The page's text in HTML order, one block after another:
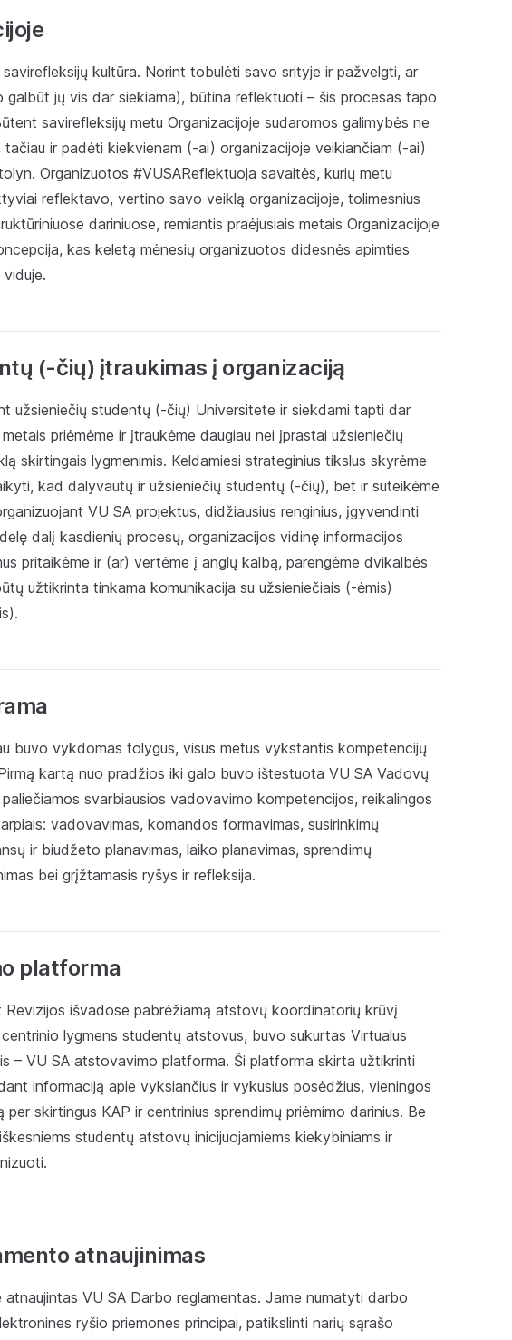
kultūra. Norint tobulėti savo srityje ir pažvelgti, ar
galbūt jų vis dar siekiama), būtina reflektuoti – šis procesas tapo
savirefleksijų metu Organizacijoje sudaromos galimybės ne
ir padėti kiekvienam (-ai) organizacijoje veikiančiam (-ai)
Organizuotos #VUSAReflektuoja savaitės, kurių metu
reflektavo, vertino savo veiklą organizacijoje, tolimesnius
dariniuose, remiantis praėjusiais metais Organizacijoje
kas keletą mėnesių organizuotos didesnės apimties
(-čių) įtraukimas į organizaciją
užsieniečių studentų (-čių) Universitete ir siekdami tapti dar
priėmėme ir įtraukėme daugiau nei įprastai užsieniečių
skirtingais lygmenimis. Keldamiesi strateginius tikslus skyrėme
kad dalyvautų ir užsieniečių studentų (-čių), bet ir suteikėme
VU SA projektus, didžiausius renginius, įgyvendinti
dalį kasdienių procesų, organizacijos vidinę informacijos
pritaikėme ir (ar) vertėme į anglų kalbą, parengėme dvikalbės
užtikrinta tinkama komunikacija su užsieniečiais (-ėmis)
buvo vykdomas tolygus, visus metus vykstantis kompetencijų
kartą nuo pradžios iki galo buvo ištestuota VU SA Vadovų
svarbiausios vadovavimo kompetencijos, reikalingos
vadovavimas, komandos formavimas, susirinkimų
ir biudžeto planavimas, laiko planavimas, sprendimų
bei grįžtamasis ryšys ir refleksija.
platforma
Revizijos išvadose pabrėžiamą atstovų koordinatorių krūvį
lygmens studentų atstovus, buvo sukurtas Virtualus
– VU SA atstovavimo platforma. Ši platforma skirta užtikrinti
informaciją apie vyksiančius ir vykusius posėdžius, vieningos
skirtingus KAP ir centrinius sprendimų priėmimo darinius. Be
studentų atstovų inicijuojamiems kiekybiniams ir
atnaujinimas
VU SA Darbo reglamentas. Jame numatyti darbo
ryšio priemones principai, patikslinti narių sąrašo